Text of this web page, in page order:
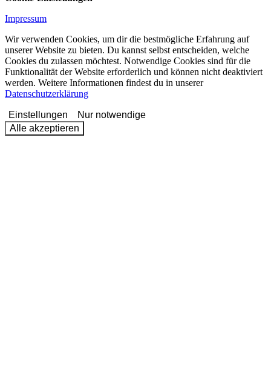
Impressum
Wir verwenden Cookies, um dir die bestmögliche Erfahrung auf
unserer Website zu bieten. Du kannst selbst entscheiden, welche
Cookies du zulassen möchtest. Notwendige Cookies sind für die
Funktionalität der Website erforderlich und können nicht deaktiviert
werden. Weitere Informationen findest du in unserer
Datenschutzerklärung
Einstellungen
Nur notwendige
Alle akzeptieren